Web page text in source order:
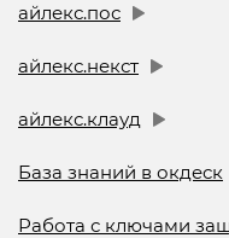
айлекс.пос
айлекс.некст
айлекс.клауд
База знаний в окдеск
Работа с ключами